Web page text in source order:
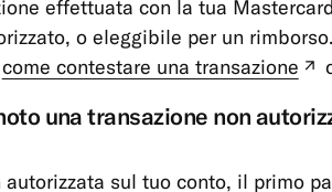
effettuata con la tua
o eleggibile per un
come contestare una transazione
una transazione non
sul tuo conto, il primo